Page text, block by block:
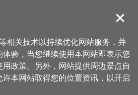
導覽
购物 > 云南小馆
周边店家
关闭
相关技术以持续优化网站服务，并
验，当您继续使用本网站即表示您
政策。另外，网站提供周边景点自
本网站取得您的位置资讯，以开启